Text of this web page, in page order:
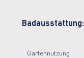
Badausstattung:
Gartennutzung